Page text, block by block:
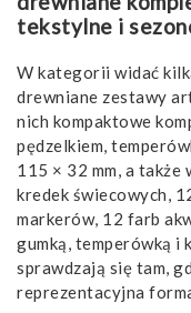
tekstylne i
W kategorii widać
drewniane zestawy
nich kompaktowe
pędzelkiem,
115 × 32 mm, a także
kredek świecowych,
markerów, 12 farb
gumką, temperówką i
sprawdzają się tam,
reprezentacyjna